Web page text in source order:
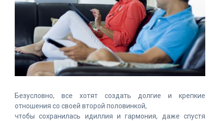
Безусловно, все хотят создать долгие и крепкие
отношения со своей второй половинкой,
чтобы сохранилась идиллия и гармония, даже спустя